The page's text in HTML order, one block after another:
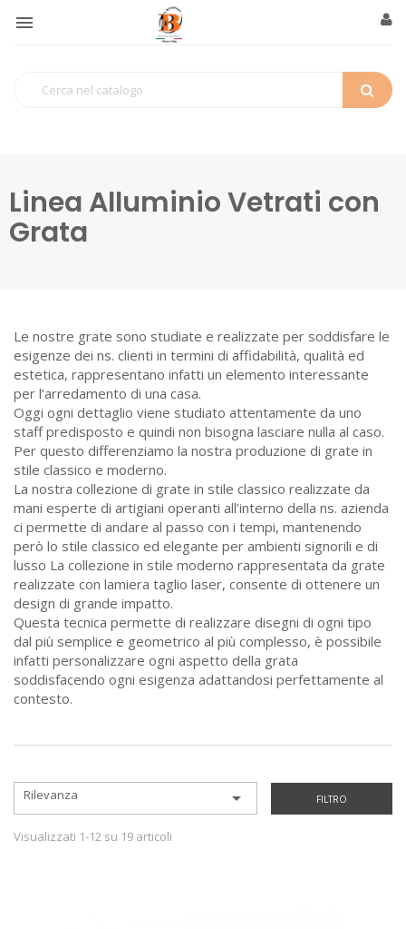

Linea Alluminio Vetrati con
Grata
Le nostre grate sono studiate e realizzate per soddisfare le
esigenze dei ns. clienti in termini di affidabilità, qualità ed
estetica, rappresentano infatti un elemento interessante
per l’arredamento di una casa.
Oggi ogni dettaglio viene studiato attentamente da uno
staff predisposto e quindi non bisogna lasciare nulla al caso.
Per questo differenziamo la nostra produzione di grate in
stile classico e moderno.
La nostra collezione di grate in stile classico realizzate da
mani esperte di artigiani operanti all’interno della ns. azienda
ci permette di andare al passo con i tempi, mantenendo
però lo stile classico ed elegante per ambienti signorili e di
lusso La collezione in stile moderno rappresentata da grate
realizzate con lamiera taglio laser, consente di ottenere un
design di grande impatto.
Questa tecnica permette di realizzare disegni di ogni tipo
dal più semplice e geometrico al più complesso, è possibile
infatti personalizzare ogni aspetto della grata
soddisfacendo ogni esigenza adattandosi perfettamente al
contesto.
Rilevanza  FILTRO
Visualizzati 1-12 su 19 articoli